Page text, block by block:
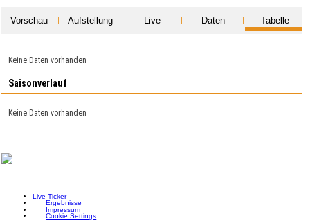
Vorschau Aufstellung Live Daten Tabelle
Keine Daten vorhanden
Saisonverlauf
Keine Daten vorhanden
Live-Ticker
Ergebnisse
Impressum
Cookie Settings